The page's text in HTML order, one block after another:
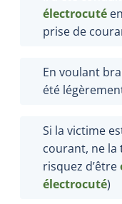
électrocuté
prise de
En voulant
été
Si la victime
courant, ne la
risquez d’être
électrocuté)